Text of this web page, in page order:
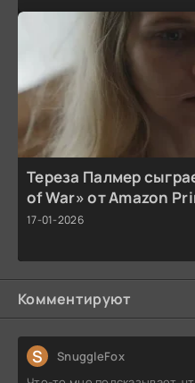
Тереза Палмер
of War» от Amazon
17-01-2026
Комментируют
S SnuggleFox